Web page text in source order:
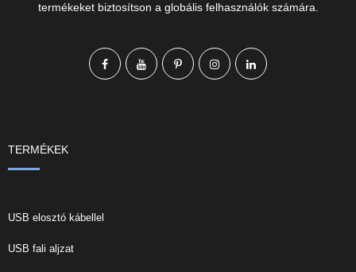
termékeket biztosítson a globális felhasználók számára.
TERMÉKEK
USB elosztó kábellel
USB fali aljzat